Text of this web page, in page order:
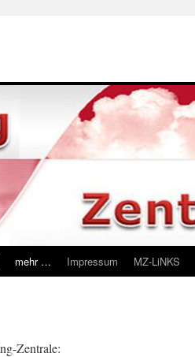
mehr … Impressum MZ-LiNKS
Zentrale: